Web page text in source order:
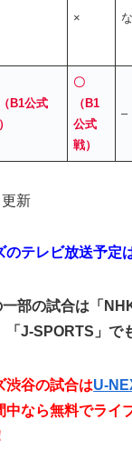
×
B1公式
〇
（B1
公式
戦）
–
新
のテレビ放送予定
部の試合は「
「J-SPORTS」で
渋谷の試合はU-
中なら無料でライ